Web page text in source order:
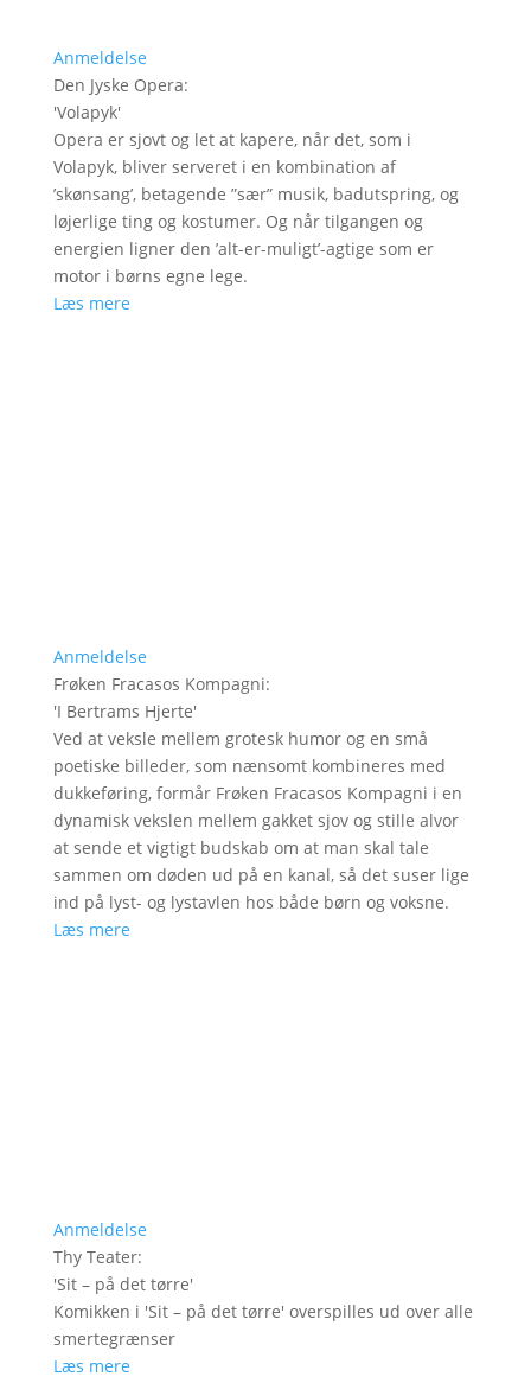
Anmeldelse
Den Jyske Opera:
'Volapyk'
Opera er sjovt og let at kapere, når det, som i
Volapyk, bliver serveret i en kombination af
’skønsang’, betagende ”sær” musik, badutspring, og
løjerlige ting og kostumer. Og når tilgangen og
energien ligner den ’alt-er-muligt’-agtige som er
motor i børns egne lege.
Læs mere
Anmeldelse
Frøken Fracasos Kompagni:
'I Bertrams Hjerte'
Ved at veksle mellem grotesk humor og en små
poetiske billeder, som nænsomt kombineres med
dukkeføring, formår Frøken Fracasos Kompagni i en
dynamisk vekslen mellem gakket sjov og stille alvor
at sende et vigtigt budskab om at man skal tale
sammen om døden ud på en kanal, så det suser lige
ind på lyst- og lystavlen hos både børn og voksne.
Læs mere
Anmeldelse
Thy Teater:
'Sit – på det tørre'
Komikken i 'Sit – på det tørre' overspilles ud over alle
smertegrænser
Læs mere